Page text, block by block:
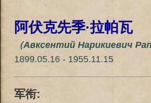
阿伏克先季·拉帕瓦
（Авксентий Нарикиевич
1899.05.16 - 1955.11.15
军衔: